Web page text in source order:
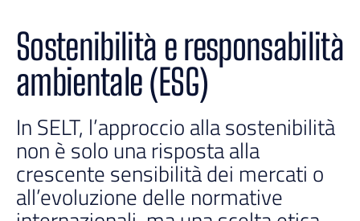
Sostenibilità e responsabilità
ambientale (ESG)
In SELT, l’approccio alla sostenibilità
non è solo una risposta alla
crescente sensibilità dei mercati o
all’evoluzione delle normative